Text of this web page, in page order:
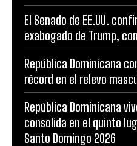
El Senado de EE.UU.
exabogado de Trump,
República Dominicana
récord en el relevo
República Dominicana
consolida en el quinto
Santo Domingo 2026